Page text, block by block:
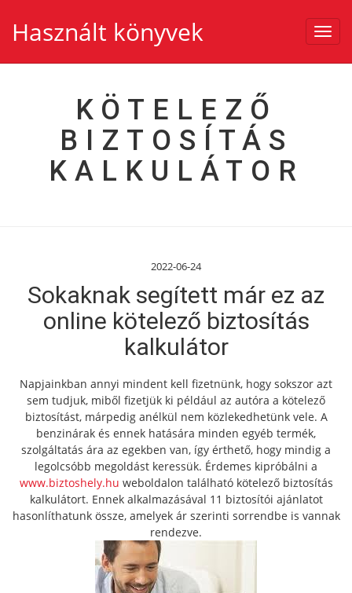
Használt könyvek
KÖTELEZŐ
BIZTOSÍTÁS
KALKULÁTOR
2022-06-24
Sokaknak segített már ez az
online kötelező biztosítás
kalkulátor
Napjainkban annyi mindent kell fizetnünk, hogy sokszor azt
sem tudjuk, miből fizetjük ki például az autóra a kötelező
biztosítást, márpedig anélkül nem közlekedhetünk vele. A
benzinárak és ennek hatására minden egyéb termék,
szolgáltatás ára az egekben van, így érthető, hogy mindig a
legolcsóbb megoldást keressük. Érdemes kipróbálni a
www.biztoshely.hu weboldalon található kötelező biztosítás
kalkulátort. Ennek alkalmazásával 11 biztosítói ajánlatot
hasonlíthatunk össze, amelyek ár szerinti sorrendbe is vannak
rendezve.